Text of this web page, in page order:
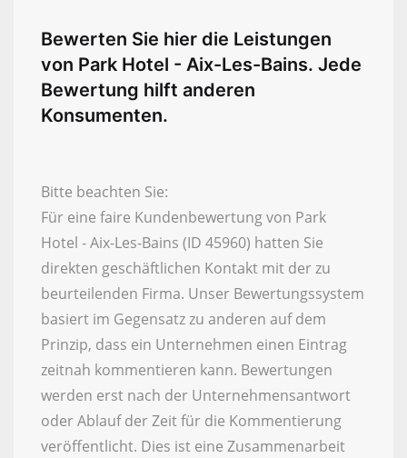
Bewerten Sie hier die Leistungen
von Park Hotel - Aix-Les-Bains. Jede
Bewertung hilft anderen
Konsumenten.
Bitte beachten Sie:
Für eine faire Kundenbewertung von Park
Hotel - Aix-Les-Bains (ID 45960) hatten Sie
direkten geschäftlichen Kontakt mit der zu
beurteilenden Firma. Unser Bewertungssystem
basiert im Gegensatz zu anderen auf dem
Prinzip, dass ein Unternehmen einen Eintrag
zeitnah kommentieren kann. Bewertungen
werden erst nach der Unternehmensantwort
oder Ablauf der Zeit für die Kommentierung
veröffentlicht. Dies ist eine Zusammenarbeit